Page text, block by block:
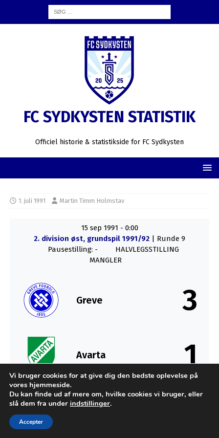
FC SYDKYSTEN STATISTIK
Officiel historie & statistikside for FC Sydkysten
1. juli 1991 Martin Timm Holmstav
15 sep 1991 - 0:00
2. division øst, grundspil 1991/92 | Runde 9
Pausestilling: -
HALVLEGSSTILLING
MANGLER
Greve 3
Avarta 1
SLUT
Udviklet af MTH Design for FC Sydkysten Statistik
Vi bruger cookies for at give dig den bedste oplevelse på
vores hjemmeside.
Du kan finde ud af mere om, hvilke cookies vi bruger, eller
slå dem fra under indstillinger.
Accepter